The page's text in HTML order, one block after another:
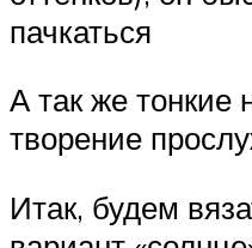
пачкаться
А так же
творение
Итак, будем